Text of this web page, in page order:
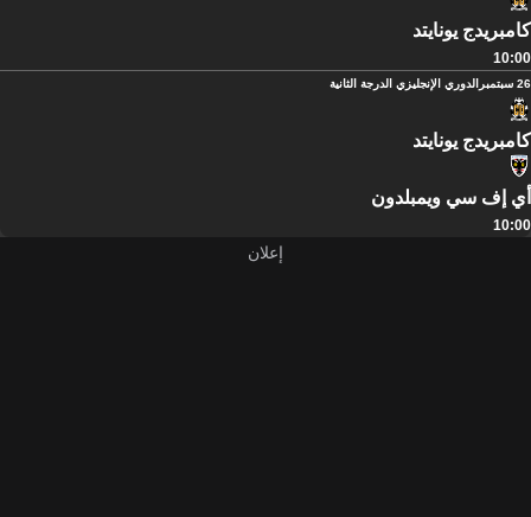
كامبريدج يونايتد
10:00
26 سبتمبر الدوري الإنجليزي الدرجة الثانية
كامبريدج يونايتد
أي إف سي ويمبلدون
10:00